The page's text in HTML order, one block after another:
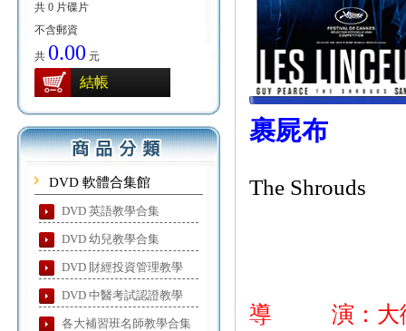
共 0 片碟片
不含郵資
共 0.00 元
結帳
DVD 軟體合集館
DVD 英語教學合集
DVD 幼兒教學合集
DVD 財經投資管理教學
DVD 中醫考試認證教學
各大補習班名師教學合集
裹屍布
The Shrouds
導 演：大